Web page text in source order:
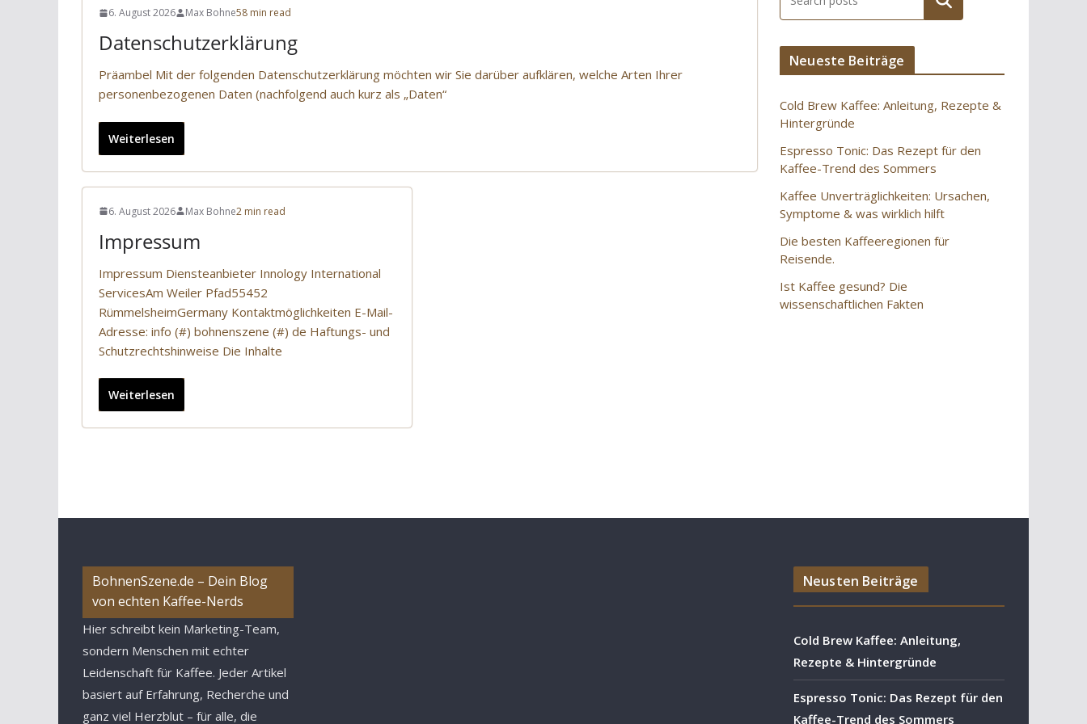
6. August 2026 Max Bohne58 min read
Datenschutzerklärung
Präambel Mit der folgenden Datenschutzerklärung möchten wir Sie darüber aufklären, welche Arten Ihrer
personenbezogenen Daten (nachfolgend auch kurz als „Daten“
Weiterlesen
6. August 2026 Max Bohne2 min read
Impressum
Impressum Diensteanbieter Innology International
ServicesAm Weiler Pfad55452
RümmelsheimGermany Kontaktmöglichkeiten E-Mail-
Adresse: info (#) bohnenszene (#) de Haftungs- und
Schutzrechtshinweise Die Inhalte
Weiterlesen
Neueste Beiträge
Cold Brew Kaffee: Anleitung, Rezepte &
Hintergründe
Espresso Tonic: Das Rezept für den
Kaffee-Trend des Sommers
Kaffee Unverträglichkeiten: Ursachen,
Symptome & was wirklich hilft
Die besten Kaffeeregionen für
Reisende.
Ist Kaffee gesund? Die
wissenschaftlichen Fakten
BohnenSzene.de – Dein Blog
von echten Kaffee-Nerds
Hier schreibt kein Marketing-Team,
sondern Menschen mit echter
Leidenschaft für Kaffee. Jeder Artikel
basiert auf Erfahrung, Recherche und
ganz viel Herzblut – für alle, die
Neusten Beiträge
Cold Brew Kaffee: Anleitung,
Rezepte & Hintergründe
Espresso Tonic: Das Rezept für den
Kaffee-Trend des Sommers